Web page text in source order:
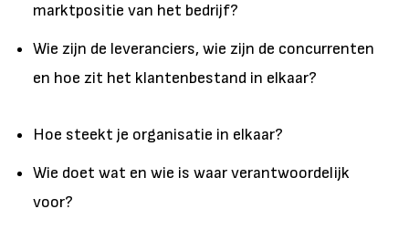
marktpositie van het bedrijf?
Wie zijn de leveranciers, wie zijn de concurrenten
en hoe zit het klantenbestand in elkaar?
Hoe steekt je organisatie in elkaar?
Wie doet wat en wie is waar verantwoordelijk
voor?